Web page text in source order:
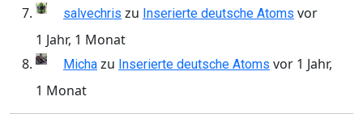
salvechris zu Inserierte deutsche Atoms vor
1 Jahr, 1 Monat
Micha zu Inserierte deutsche Atoms vor 1 Jahr,
1 Monat